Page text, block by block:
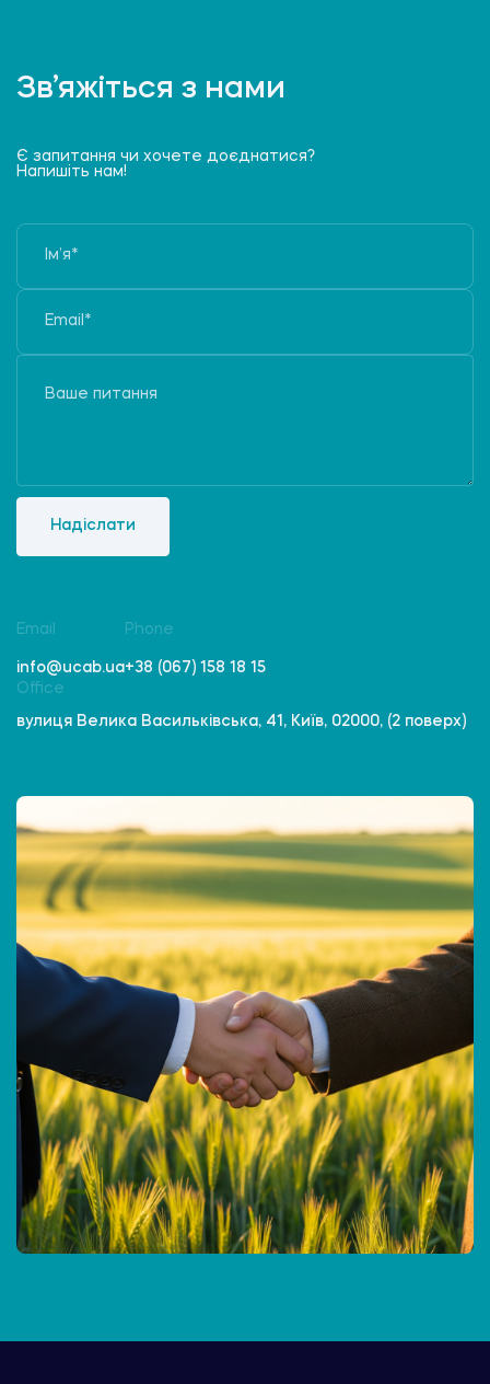
Зв’яжіться з нами
Є запитання чи хочете доєднатися?
Напишіть нам!
Надіслати
Email
info@ucab.ua
Phone
+38 (067) 158 18 15
Office
вулиця Велика Васильківська, 41, Київ, 02000, (2 поверх)